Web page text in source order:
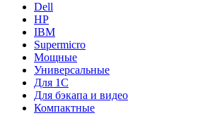
Dell
HP
IBM
Supermicro
Мощные
Универсальные
Для 1С
Для бэкапа и видео
Компактные